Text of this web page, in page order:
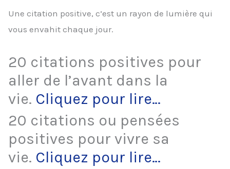
Une citation positive, c’est un rayon de lumière qui
vous envahit chaque jour.
20 citations positives pour
aller de l’avant dans la
vie. Cliquez pour lire…
20 citations ou pensées
positives pour vivre sa
vie. Cliquez pour lire…